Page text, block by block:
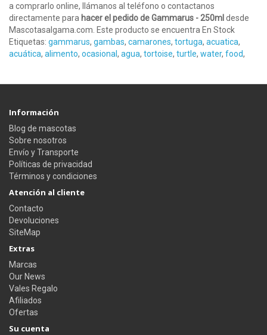
a comprarlo online, llámanos al teléfono o contactanos
directamente para hacer el pedido de Gammarus - 250ml desde
Mascotasalgama.com. Este producto se encuentra En Stock
Etiquetas: gammarus, gambas, camarones, tortuga, acuatica,
acuática, alimento, ocasional, agua, tortoise, turtle, water, food,
Información
Blog de mascotas
Sobre nosotros
Envío y Transporte
Políticas de privacidad
Términos y condiciones
Atención al cliente
Contacto
Devoluciones
SiteMap
Extras
Marcas
Our News
Vales Regalo
Afiliados
Ofertas
Su cuenta